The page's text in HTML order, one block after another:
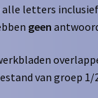
letters
geen
van groep